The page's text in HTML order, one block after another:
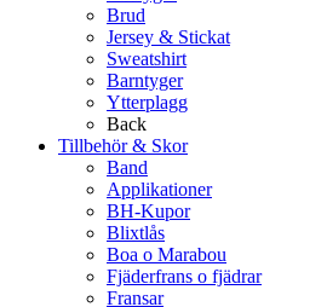
Brud
Jersey & Stickat
Sweatshirt
Barntyger
Ytterplagg
Back
Tillbehör & Skor
Band
Applikationer
BH-Kupor
Blixtlås
Boa o Marabou
Fjäderfrans o fjädrar
Fransar